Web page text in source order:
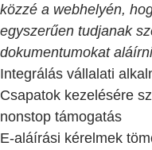
közzé a webhelyén,
egyszerűen tudjanak
dokumentumokat
Integrálás vállalati
Csapatok kezelésére
nonstop támogatás
E-aláírási kérelmek